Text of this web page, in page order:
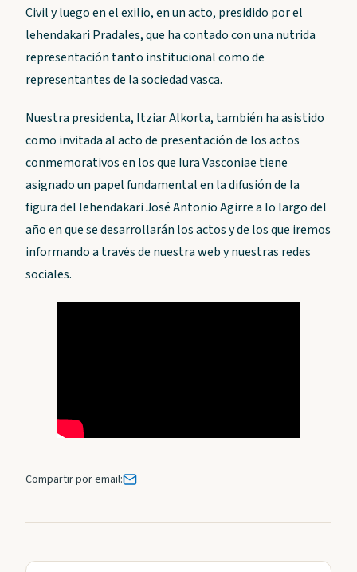
Civil y luego en el exilio, en un acto, presidido por el
lehendakari Pradales, que ha contado con una nutrida
representación tanto institucional como de
representantes de la sociedad vasca.
Nuestra presidenta, Itziar Alkorta, también ha asistido
como invitada al acto de presentación de los actos
conmemorativos en los que Iura Vasconiae tiene
asignado un papel fundamental en la difusión de la
figura del lehendakari José Antonio Agirre a lo largo del
año en que se desarrollarán los actos y de los que iremos
informando a través de nuestra web y nuestras redes
sociales.
Compartir por email: